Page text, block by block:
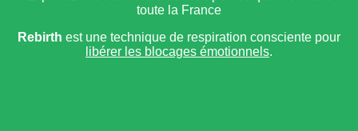
toute la France
Rebirth est une technique de respiration consciente pour
libérer les blocages émotionnels.